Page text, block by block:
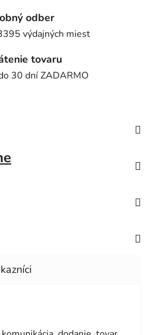
odber
výdajných miest
tovaru
30 dní ZADARMO
hviezdičiek.